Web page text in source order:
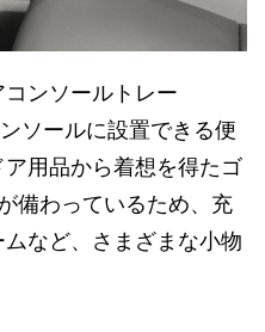
コンソールトレー
ソールに設置できる便
用品から着想を得たゴ
備わっているため、充
など、さまざまな小物